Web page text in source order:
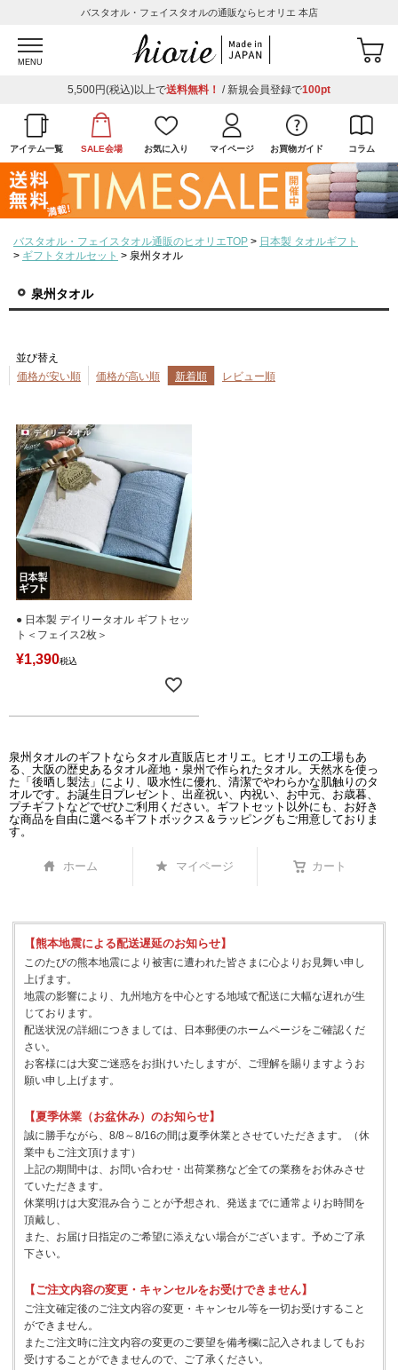
バスタオル・フェイスタオルの通販ならヒオリエ 本店
MENU
5,500円(税込)以上で送料無料！ / 新規会員登録で100pt
アイテム一覧 SALE会場 お気に入り マイページ お買物ガイド コラム
バスタオル・フェイスタオル通販のヒオリエTOP
日本製 タオルギフト
ギフトタオルセット
泉州タオル
泉州タオル
並び替え
価格が安い順
価格が高い順 新着順 レビュー順
● 日本製 デイリータオル ギフトセッ
ト＜フェイス2枚＞
¥1,390税込
泉州タオルのギフトならタオル直販店ヒオリエ。ヒオリエの工場もあ
る、大阪の歴史あるタオル産地・泉州で作られたタオル。天然水を使っ
た「後晒し製法」により、吸水性に優れ、清潔でやわらかな肌触りのタ
オルです。お誕生日プレゼント、出産祝い、内祝い、お中元、お歳暮、
プチギフトなどでぜひご利用ください。ギフトセット以外にも、お好き
な商品を自由に選べるギフトボックス＆ラッピングもご用意しておりま
す。
ホーム マイページ カート
【熊本地震による配送遅延のお知らせ】
このたびの熊本地震により被害に遭われた皆さまに心よりお見舞い申し
上げます。
地震の影響により、九州地方を中心とする地域で配送に大幅な遅れが生
じております。
配送状況の詳細につきましては、日本郵便のホームページをご確認くだ
さい。
お客様には大変ご迷惑をお掛けいたしますが、ご理解を賜りますようお
願い申し上げます。
【夏季休業（お盆休み）のお知らせ】
誠に勝手ながら、8/8～8/16の間は夏季休業とさせていただきます。（休
業中もご注文頂けます）
上記の期間中は、お問い合わせ・出荷業務など全ての業務をお休みさせ
ていただきます。
休業明けは大変混み合うことが予想され、発送までに通常よりお時間を
頂戴し、
また、お届け日指定のご希望に添えない場合がございます。予めご了承
下さい。
【ご注文内容の変更・キャンセルをお受けできません】
ご注文確定後のご注文内容の変更・キャンセル等を一切お受けすること
ができません。
またご注文時に注文内容の変更のご要望を備考欄に記入されましてもお
受けすることができませんので、ご了承ください。